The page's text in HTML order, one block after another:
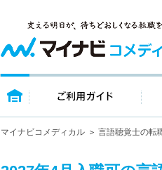
トップページ ご利
マイナビコメディカル 言語聴覚士の転